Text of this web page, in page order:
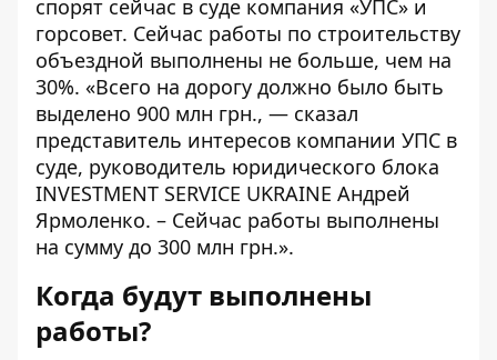
спорят сейчас в суде компания «УПС» и
горсовет. Сейчас работы по строительству
объездной выполнены не больше, чем на
30%. «Всего на дорогу должно было быть
выделено 900 млн грн., — сказал
представитель интересов компании УПС в
суде, руководитель юридического блока
INVESTMENT SERVICE UKRAINE Андрей
Ярмоленко. – Сейчас работы выполнены
на сумму до 300 млн грн.».
Когда будут выполнены
работы?